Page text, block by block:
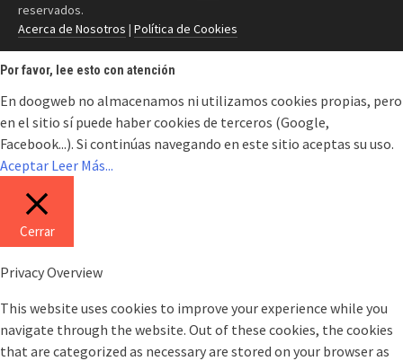
reservados.
Acerca de Nosotros | Política de Cookies
Por favor, lee esto con atención
En doogweb no almacenamos ni utilizamos cookies propias, pero
en el sitio sí puede haber cookies de terceros (Google,
Facebook...). Si continúas navegando en este sitio aceptas su uso.
Aceptar Leer Más...
Cerrar
Privacy Overview
This website uses cookies to improve your experience while you
navigate through the website. Out of these cookies, the cookies
that are categorized as necessary are stored on your browser as